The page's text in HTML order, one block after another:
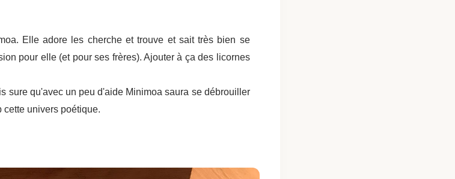
Elle adore les cherche et trouve et sait très bien se
pour elle (et pour ses frères). Ajouter à ça des licornes
sure qu'avec un peu d'aide Minimoa saura se débrouiller
cette univers poétique.